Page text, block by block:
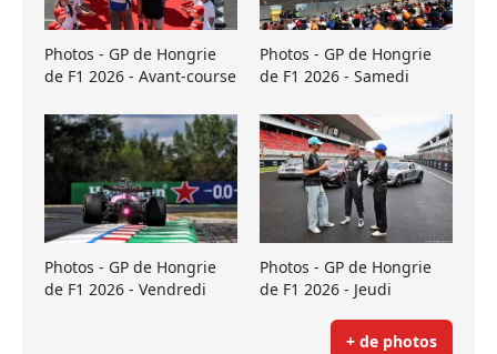
Photos - GP de Hongrie
de F1 2026 - Avant-course
Photos - GP de Hongrie
de F1 2026 - Samedi
Photos - GP de Hongrie
de F1 2026 - Vendredi
Photos - GP de Hongrie
de F1 2026 - Jeudi
+ de photos